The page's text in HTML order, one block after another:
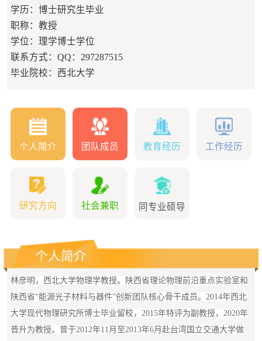
学历：博士研究生毕业
职称：教授
学位：理学博士学位
联系方式：QQ：297287515
毕业院校：西北大学
个人简介 团队成员 教育经历 工作经历
研究方向 社会兼职 同专业硕导
个人简介
林彦明，西北大学物理学教授。陕西省理论物理前沿重点实验室和
陕西省“能源光子材料与器件”创新团队核心骨干成员。2014年西北
大学现代物理研究所博士毕业留校，2015年特评为副教授，2020年
晋升为教授。曾于2012年11月至2013年6月赴台湾国立交通大学做